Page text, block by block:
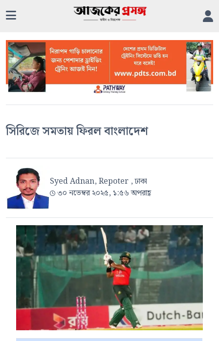
সিরিজে সমতায় ফিরল বাংলাদেশ
Syed Adnan, Repoter , ঢাকা
৩০ নভেম্বর ২০২৫, ১:৫৬ অপরাহ্ণ